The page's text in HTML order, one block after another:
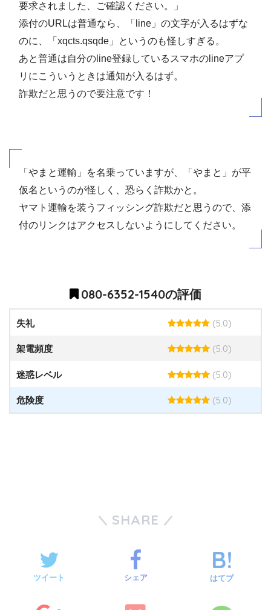
要求されました、ご確認ください。」
添付のURLは普通なら、「line」の文字が入るはずな
のに、「xqcts.qsqde」というのも怪しすぎる。
あと普通は自分のline登録しているスマホのlineアプ
リにこういうときは通知が入るはず。
詐欺だと思うので要注意です！
「やまと運輸」を名乗っていますが、「やまと」が平
仮名というのが怪しく、恐らく詐欺かと。
ヤマト運輸を装うフィッシング詐欺だと思うので、添
付のリンクはアクセスしないようにしてください。
080-6352-1540の評価
失礼 (5.0)
架電頻度 (5.0)
迷惑レベル (5.0)
危険度 (5.0)
SHARE
ツイート シェア はてブ